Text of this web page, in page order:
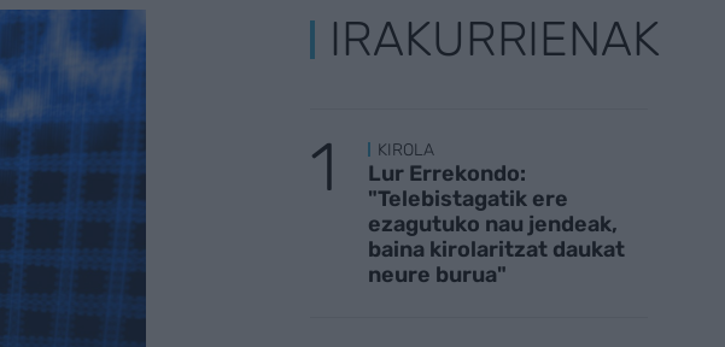
IRAKURRIENAK
KIROLA
Lur Errekondo:
"Telebistagatik ere
ezagutuko nau jendeak,
baina kirolaritzat daukat
neure burua"